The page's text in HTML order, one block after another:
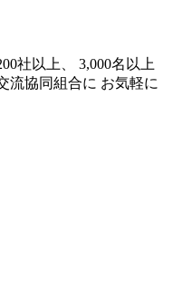
社以上、
3,000名以上
流協同組合に お気軽に